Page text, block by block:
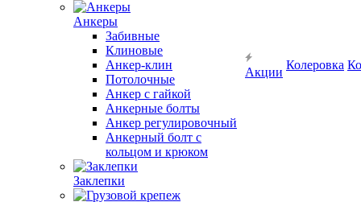
Анкеры
Забивные
Клиновые
Анкер-клин
Потолочные
Анкер с гайкой
Анкерные болты
Анкер регулировочный
Анкерный болт с
кольцом и крюком
Заклепки
Акции
Колеровка